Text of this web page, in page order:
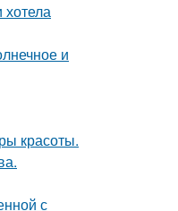
и
красоты.
с